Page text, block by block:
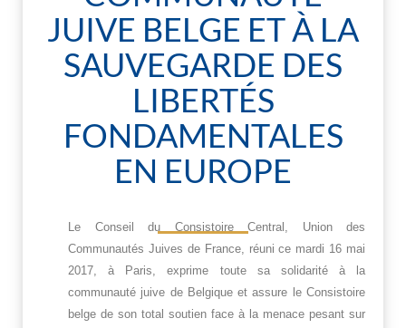
JUIVE BELGE ET À LA
SAUVEGARDE DES
LIBERTÉS
FONDAMENTALES
EN EUROPE
Le Conseil du Consistoire Central, Union des
Communautés Juives de France, réuni ce mardi 16 mai
2017, à Paris, exprime toute sa solidarité à la
communauté juive de Belgique et assure le Consistoire
belge de son total soutien face à la menace pesant sur